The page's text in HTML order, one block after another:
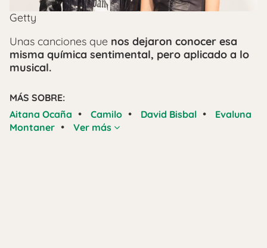
Getty
Unas canciones que nos dejaron conocer esa
misma química sentimental, pero aplicado a lo
musical.
MÁS SOBRE:
Aitana Ocaña • Camilo • David Bisbal •
Evaluna
Montaner • Ver más